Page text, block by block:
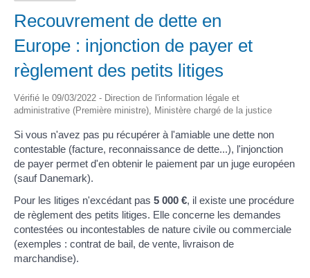
Recouvrement de dette en
Europe : injonction de payer et
règlement des petits litiges
Vérifié le 09/03/2022 - Direction de l'information légale et
administrative (Première ministre), Ministère chargé de la justice
Si vous n'avez pas pu récupérer à l'amiable une dette non
contestable (facture, reconnaissance de dette...), l'injonction
de payer permet d'en obtenir le paiement par un juge européen
(sauf Danemark).
Pour les litiges n'excédant pas 5 000 €, il existe une procédure
de règlement des petits litiges. Elle concerne les demandes
contestées ou incontestables de nature civile ou commerciale
(exemples : contrat de bail, de vente, livraison de
marchandise).